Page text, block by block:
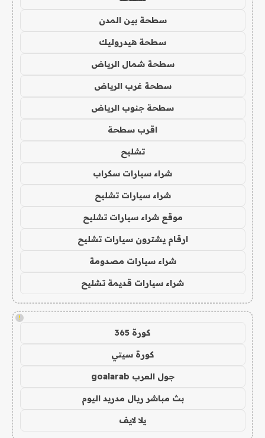
سطحة بين المدن
سطحة هيدروليك
سطحة شمال الرياض
سطحة غرب الرياض
سطحة جنوب الرياض
اقرب سطحة
تشليح
شراء سيارات سكراب
شراء سيارات تشليح
موقع شراء سيارات تشليح
ارقام يشترون سيارات تشليح
شراء سيارات مصدومة
شراء سيارات قديمة تشليح
!
كورة 365
كورة سيتي
جول العرب goalarab
بث مباشر ريال مدريد اليوم
يلا لايف